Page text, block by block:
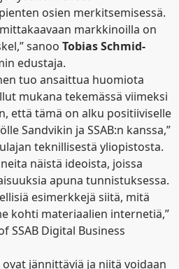
osien merkitsemisessä.
markkinoilla on
sanoo Tobias Schmid-
edustaja.
tuo ansaittua huomiota
mukana tekemässä viimeksi
että tämä on alku positiiviselle
Sandvikin ja SSAB:n kanssa,”
teknillisestä yliopistosta.
näistä ideoista, joissa
apuna tunnistuksessa.
esimerkkejä siitä, mitä
kohti materiaalien internetiä,”
SSAB Digital Business
jännittäviä ja niitä voidaan